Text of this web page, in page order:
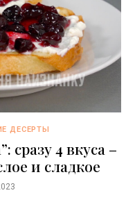
ДЕСЕРТЫ
сразу 4 вкуса –
и сладкое